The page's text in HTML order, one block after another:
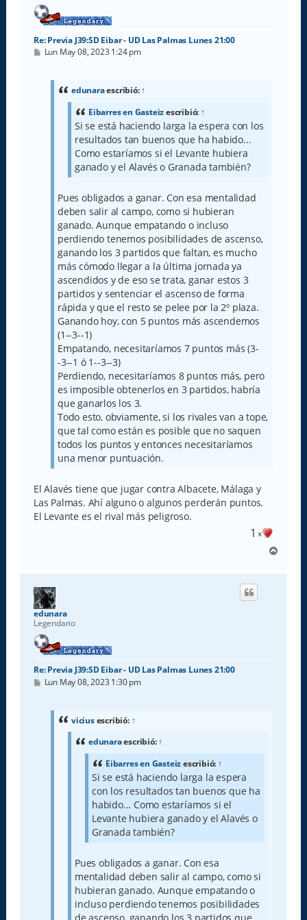
Re: Previa J39:SD Eibar - UD Las Palmas Lunes 21:00
M
Lun May 08, 2023 1:24 pm
edunaraescribió:↑
Eibarres en Gasteizescribió: ↑
Si se está haciendo larga la espera con los
resultados tan buenos que ha habido...
Como estaríamos si el Levante hubiera
ganado y el Alavés o Granada también?
Pues obligados a ganar. Con esa mentalidad
deben salir al campo, como si hubieran
ganado. Aunque empatando o incluso
perdiendo tenemos posibilidades de ascenso,
ganando los 3 partidos que faltan, es mucho
más cómodo llegar a la última jornada ya
ascendidos y de eso se trata, ganar estos 3
partidos y sentenciar el ascenso de forma
rápida y que el resto se pelee por la 2º plaza.
Ganando hoy, con 5 puntos más ascendemos
(1--3--1)
Empatando, necesitaríamos 7 puntos más (3-
-3--1 ó 1--3--3)
Perdiendo, necesitaríamos 8 puntos más, pero
es imposible obtenerlos en 3 partidos, habría
que ganarlos los 3.
Todo esto, obviamente, si los rivales van a tope,
que tal como están es posible que no saquen
todos los puntos y entonces necesitaríamos
una menor puntuación.
El Alavés tiene que jugar contra Albacete, Málaga y
Las Palmas. Ahí alguno o algunos perderán puntos.
El Levante es el rival más peligroso.
1 x
r
edunara
Legendario
Re: Previa J39:SD Eibar - UD Las Palmas Lunes 21:00
M
Lun May 08, 2023 1:30 pm
viciusescribió: ↑
edunaraescribió:↑
Eibarres en Gasteizescribió: ↑
Si se está haciendo larga la espera
con los resultados tan buenos que ha
habido... Como estaríamos si el
Levante hubiera ganado y el Alavés o
Granada también?
Pues obligados a ganar. Con esa
mentalidad deben salir al campo, como si
hubieran ganado. Aunque empatando o
incluso perdiendo tenemos posibilidades